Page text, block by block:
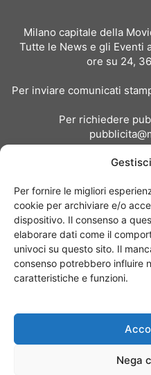
Per fornire le migliori
cookie per archiviare e/o
dispositivo. Il consenso a
elaborare dati come il
univoci su questo sito. Il
consenso potrebbero influire
caratteristiche e funzioni.
Nega
Milano capitale della
Tutte le News e gli Eventi
ore su 24,
Per inviare comunicati
Per richiedere
Chi siamo I Nostri Clienti
© Copyright 2017 -